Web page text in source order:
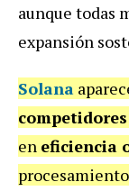
aunque todas
expansión
Solana
competidores
en eficiencia